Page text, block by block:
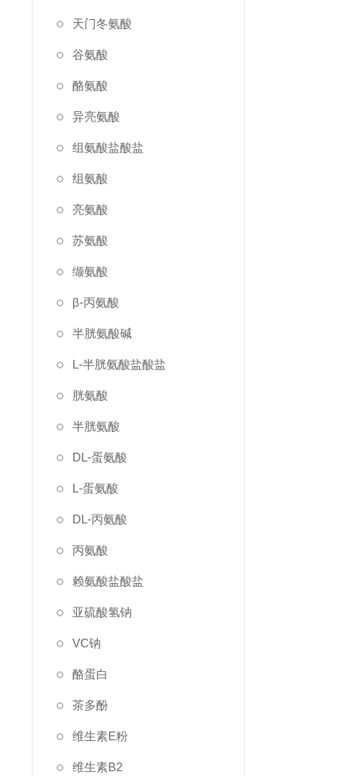
天门冬氨酸
谷氨酸
酪氨酸
异亮氨酸
组氨酸盐酸盐
组氨酸
亮氨酸
苏氨酸
缬氨酸
β-丙氨酸
半胱氨酸碱
L-半胱氨酸盐酸盐
胱氨酸
半胱氨酸
DL-蛋氨酸
L-蛋氨酸
DL-丙氨酸
丙氨酸
赖氨酸盐酸盐
亚硫酸氢钠
VC钠
酪蛋白
茶多酚
维生素E粉
维生素B2